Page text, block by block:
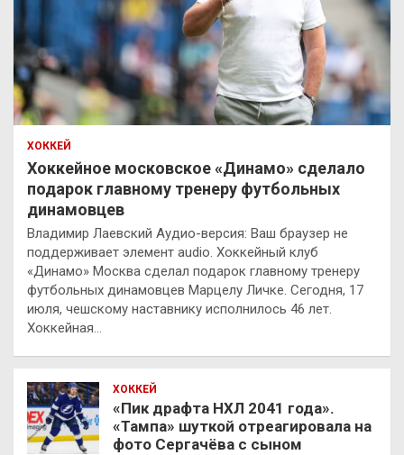
ХОККЕЙ
Хоккейное московское «Динамо» сделало
подарок главному тренеру футбольных
динамовцев
Владимир Лаевский Аудио-версия: Ваш браузер не
поддерживает элемент audio. Хоккейный клуб
«Динамо» Москва сделал подарок главному тренеру
футбольных динамовцев Марцелу Личке. Сегодня, 17
июля, чешскому наставнику исполнилось 46 лет.
Хоккейная…
ХОККЕЙ
«Пик драфта НХЛ 2041 года».
«Тампа» шуткой отреагировала на
фото Сергачёва с сыном